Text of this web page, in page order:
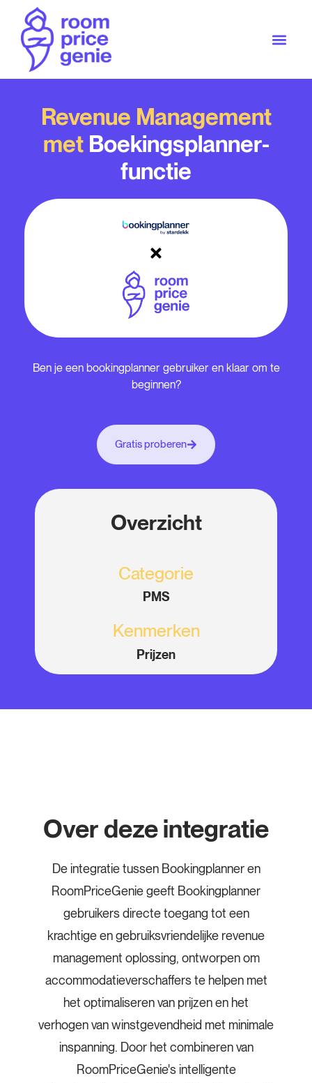
Revenue Management
met Boekingsplanner-
functie
Ben je een bookingplanner gebruiker en klaar om te
beginnen?
Gratis proberen
Overzicht
Categorie
PMS
Kenmerken
Prijzen
Over deze integratie
De integratie tussen Bookingplanner en
RoomPriceGenie geeft Bookingplanner
gebruikers directe toegang tot een
krachtige en gebruiksvriendelijke revenue
management oplossing, ontworpen om
accommodatieverschaffers te helpen met
het optimaliseren van prijzen en het
verhogen van winstgevendheid met minimale
inspanning. Door het combineren van
RoomPriceGenie's intelligente